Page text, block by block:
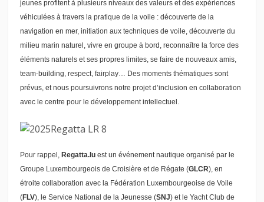
jeunes profitent à plusieurs niveaux des valeurs et des expériences
véhiculées à travers la pratique de la voile : découverte de la
navigation en mer, initiation aux techniques de voile, découverte du
milieu marin naturel, vivre en groupe à bord, reconnaître la force des
éléments naturels et ses propres limites, se faire de nouveaux amis,
team-building, respect, fairplay… Des moments thématiques sont
prévus, et nous poursuivrons notre projet d’inclusion en collaboration
avec le centre pour le développement intellectuel.
Pour rappel, Regatta.luest un événement nautique organisé par le
Groupe Luxembourgeois de Croisière et de Régate (GLCR), en
étroite collaboration avec la Fédération Luxembourgeoise de Voile
(FLV), le Service National de la Jeunesse (SNJ) et le Yacht Club de